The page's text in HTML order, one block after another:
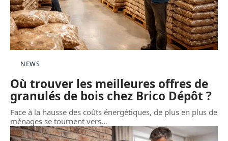
NEWS
Où trouver les meilleures offres de
granulés de bois chez Brico Dépôt ?
Face à la hausse des coûts énergétiques, de plus en plus de
ménages se tournent vers…